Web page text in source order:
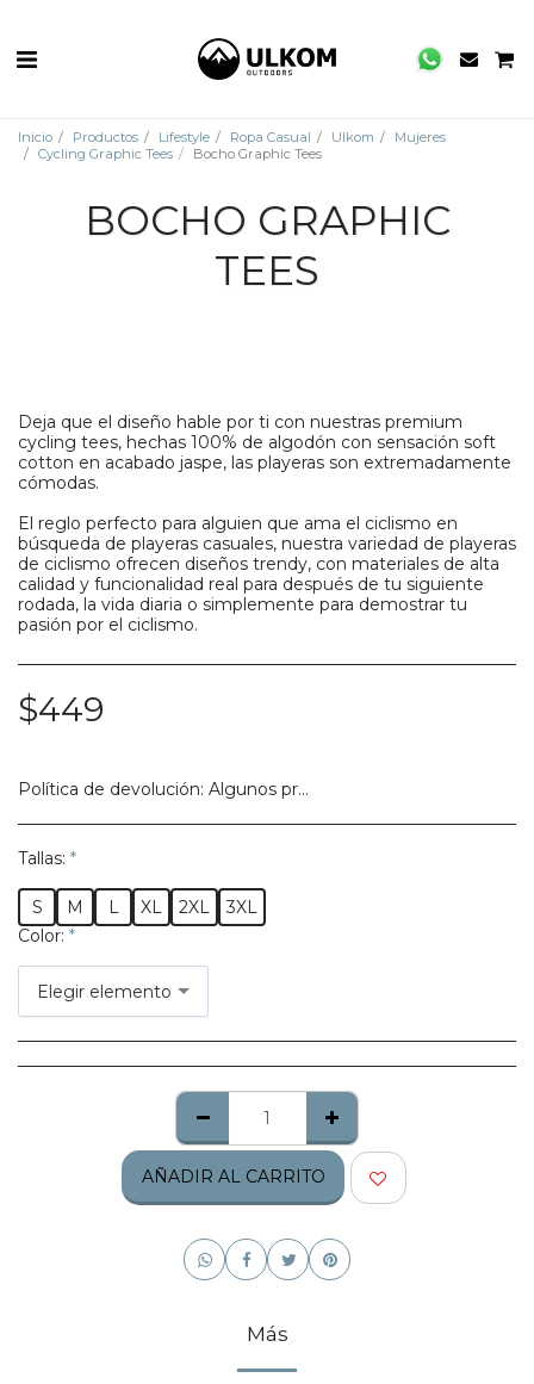
Inicio Productos Lifestyle Ropa Casual Ulkom
Mujeres
Cycling Graphic Tees
Bocho Graphic Tees
BOCHO GRAPHIC
TEES
Deja que el diseño hable por ti con nuestras premium
cycling tees, hechas 100% de algodón con sensación soft
cotton en acabado jaspe, las playeras son extremadamente
cómodas.
El reglo perfecto para alguien que ama el ciclismo en
búsqueda de playeras casuales, nuestra variedad de playeras
de ciclismo ofrecen diseños trendy, con materiales de alta
calidad y funcionalidad real para después de tu siguiente
rodada, la vida diaria o simplemente para demostrar tu
pasión por el ciclismo.
$449
Política de devolución: Algunos productos no califican para ser regresados, te pedimos confirmes bien tu talla, modelo o estilo.
Tallas: *
S M L XL 2XL
3XL
Color: *
Elegir elemento
AÑADIR AL CARRITO
Más